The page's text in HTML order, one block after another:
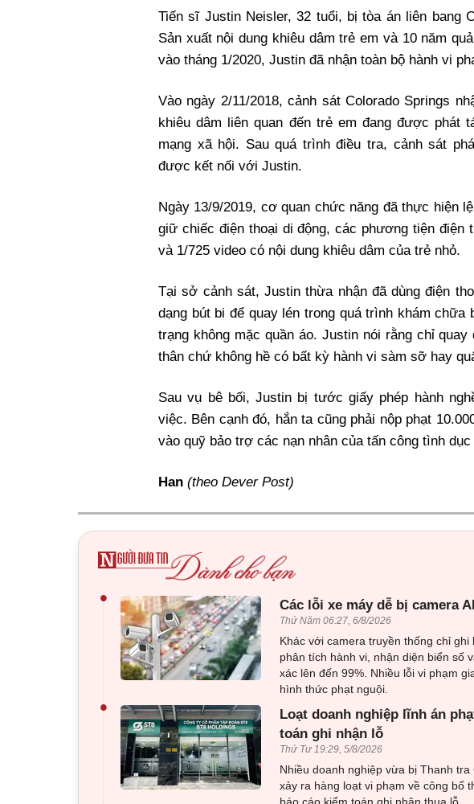
Tiến sĩ Justin Neisler, 32 tuổi, bị tòa án liên bang
Sản xuất nội dung khiêu dâm trẻ em và 10 năm
vào tháng 1/2020, Justin đã nhận toàn bộ hành vi
Vào ngày 2/11/2018, cảnh sát Colorado Springs
khiêu dâm liên quan đến trẻ em đang được phát
mạng xã hội. Sau quá trình điều tra, cảnh sát
được kết nối với Justin.
Ngày 13/9/2019, cơ quan chức năng đã thực hiện
giữ chiếc điện thoại di động, các phương tiện điện
và 1/725 video có nội dung khiêu dâm của trẻ nhỏ.
Tại sở cảnh sát, Justin thừa nhận đã dùng điện
dạng bút bi để quay lén trong quá trình khám chữa
trạng không mặc quần áo. Justin nói rằng chỉ
thân chứ không hề có bất kỳ hành vi sàm sỡ hay
Sau vụ bê bối, Justin bị tước giấy phép hành
việc. Bên cạnh đó, hắn ta cũng phải nộp phạt
vào quỹ bảo trợ các nạn nhân của tấn công tình
Han (theo Dever Post)
• Các lỗi xe máy dễ bị camera
Thứ Năm 06:27, 6/8/2026
Khác với camera truyền thống chỉ
phân tích hành vi, nhận diện biển số
xác lên đến 99%. Nhiều lỗi vi phạm
hình thức phạt nguội.
•
Loạt doanh nghiệp lĩnh án
toán ghi nhận lỗ
Thứ Tư 19:29, 5/8/2026
Nhiều doanh nghiệp vừa bị Thanh
xảy ra hàng loạt vi phạm về công bố